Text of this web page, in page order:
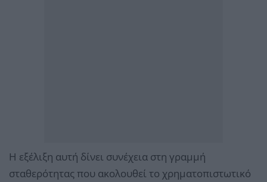
Η εξέλιξη αυτή δίνει συνέχεια στη γραμμή
σταθερότητας που ακολουθεί το χρηματοπιστωτικό